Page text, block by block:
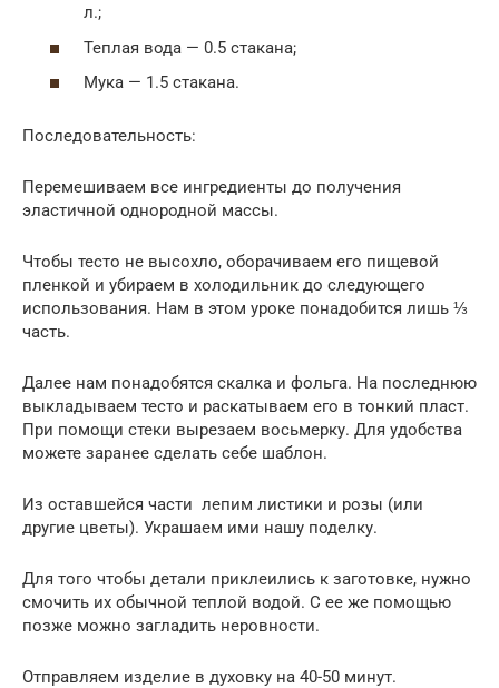
л.;
Теплая вода — 0.5 стакана;
Мука — 1.5 стакана.
Последовательность:
Перемешиваем все ингредиенты до получения
эластичной однородной массы.
Чтобы тесто не высохло, оборачиваем его пищевой
пленкой и убираем в холодильник до следующего
использования. Нам в этом уроке понадобится лишь ⅓
часть.
Далее нам понадобятся скалка и фольга. На последнюю
выкладываем тесто и раскатываем его в тонкий пласт.
При помощи стеки вырезаем восьмерку. Для удобства
можете заранее сделать себе шаблон.
Из оставшейся части лепим листики и розы (или
другие цветы). Украшаем ими нашу поделку.
Для того чтобы детали приклеились к заготовке, нужно
смочить их обычной теплой водой. С ее же помощью
позже можно загладить неровности.
Отправляем изделие в духовку на 40-50 минут.